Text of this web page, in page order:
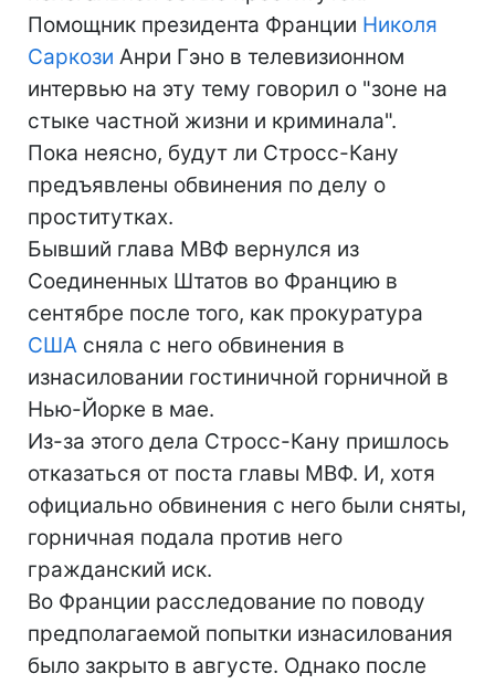
Помощник президента Франции Николя
Саркози Анри Гэно в телевизионном
интервью на эту тему говорил о "зоне на
стыке частной жизни и криминала".
Пока неясно, будут ли Стросс-Кану
предъявлены обвинения по делу о
проститутках.
Бывший глава МВФ вернулся из
Соединенных Штатов во Францию в
сентябре после того, как прокуратура
США сняла с него обвинения в
изнасиловании гостиничной горничной в
Нью-Йорке в мае.
Из-за этого дела Стросс-Кану пришлось
отказаться от поста главы МВФ. И, хотя
официально обвинения с него были сняты,
горничная подала против него
гражданский иск.
Во Франции расследование по поводу
предполагаемой попытки изнасилования
было закрыто в августе. Однако после